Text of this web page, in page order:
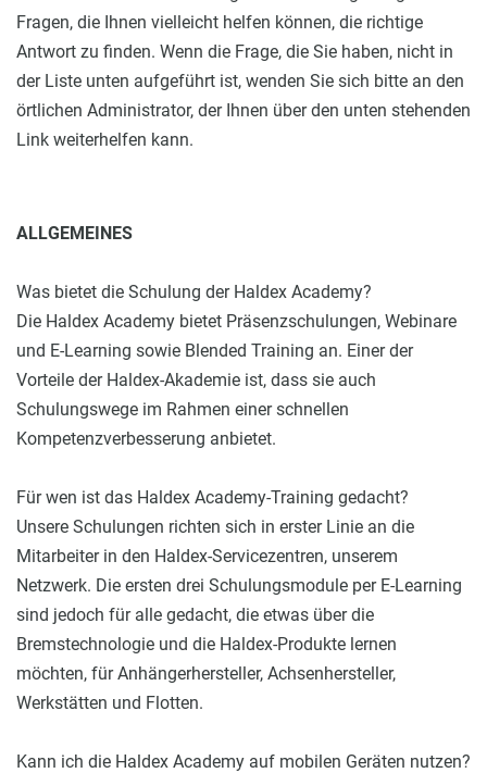
Fragen, die Ihnen vielleicht helfen können, die richtige
Antwort zu finden. Wenn die Frage, die Sie haben, nicht in
der Liste unten aufgeführt ist, wenden Sie sich bitte an den
örtlichen Administrator, der Ihnen über den unten stehenden
Link weiterhelfen kann.
ALLGEMEINES
Was bietet die Schulung der Haldex Academy?
Die Haldex Academy bietet Präsenzschulungen, Webinare
und E-Learning sowie Blended Training an. Einer der
Vorteile der Haldex-Akademie ist, dass sie auch
Schulungswege im Rahmen einer schnellen
Kompetenzverbesserung anbietet.
Für wen ist das Haldex Academy-Training gedacht?
Unsere Schulungen richten sich in erster Linie an die
Mitarbeiter in den Haldex-Servicezentren, unserem
Netzwerk. Die ersten drei Schulungsmodule per E-Learning
sind jedoch für alle gedacht, die etwas über die
Bremstechnologie und die Haldex-Produkte lernen
möchten, für Anhängerhersteller, Achsenhersteller,
Werkstätten und Flotten.
Kann ich die Haldex Academy auf mobilen Geräten nutzen?